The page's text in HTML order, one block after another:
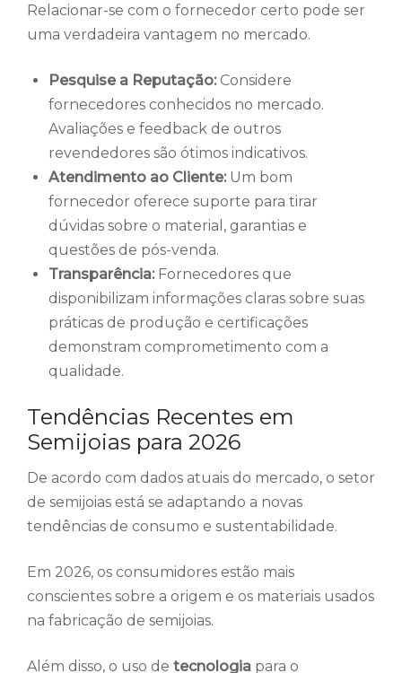
Relacionar-se com o fornecedor certo pode ser
uma verdadeira vantagem no mercado.
Pesquise a Reputação:Considere
fornecedores conhecidos no mercado.
Avaliações e feedback de outros
revendedores são ótimos indicativos.
Atendimento ao Cliente:Um bom
fornecedor oferece suporte para tirar
dúvidas sobre o material, garantias e
questões de pós-venda.
Transparência:Fornecedores que
disponibilizam informações claras sobre suas
práticas de produção e certificações
demonstram comprometimento com a
qualidade.
Tendências Recentes em
Semijoias para 2026
De acordo com dados atuais do mercado, o setor
de semijoias está se adaptando a novas
tendências de consumo e sustentabilidade.
Em 2026, os consumidores estão mais
conscientes sobre a origem e os materiais usados
na fabricação de semijoias.
Além disso, o uso de tecnologia para o